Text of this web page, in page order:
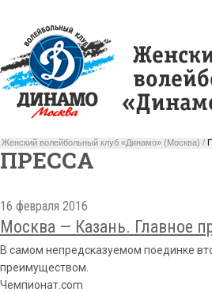
Женский волейбольный клуб «Динамо» (Москва) /
ПРЕССА
16 февраля 2016
Москва — Казань. Главное
В самом непредсказуемом поединке
преимуществом.
Чемпионат.com